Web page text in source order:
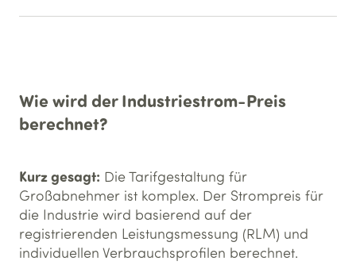
Wie wird der Industriestrom-Preis
berechnet?
Kurz gesagt: Die Tarifgestaltung für
Großabnehmer ist komplex. Der Strompreis für
die Industrie wird basierend auf der
registrierenden Leistungsmessung (RLM) und
individuellen Verbrauchsprofilen berechnet.